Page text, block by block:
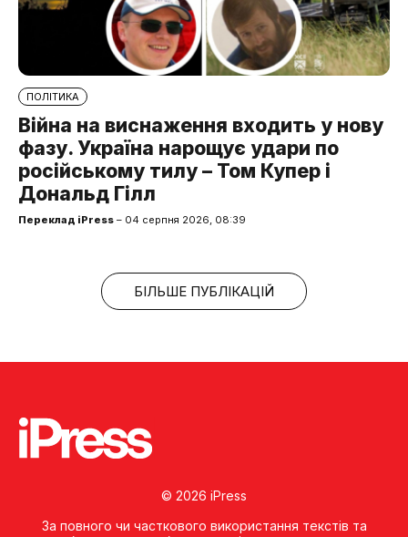
ПОЛІТИКА
Війна на виснаження входить у нову
фазу. Україна нарощує удари по
російському тилу – Том Купер і
Дональд Гілл
Переклад iPress – 04 серпня 2026, 08:39
БІЛЬШЕ ПУБЛІКАЦІЙ
© 2026 iPress
За повного чи часткового використання текстів та